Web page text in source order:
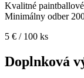
Kvalitné
Minimálny odber
5 € / 100 ks
Doplnková